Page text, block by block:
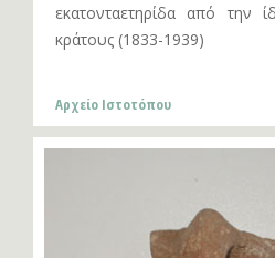
εκατονταετηρίδα από την
κράτους (1833-1939)
Αρχείο Ιστοτόπου